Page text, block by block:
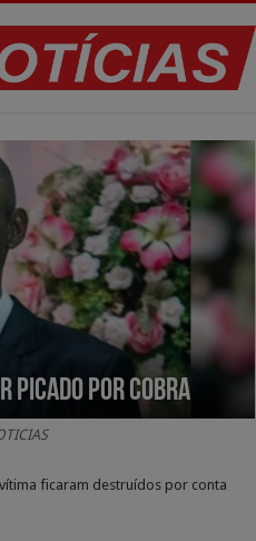
picado por cobra
ficaram destruídos por conta